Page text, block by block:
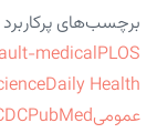
برچسب‌های پرکاربرد
medicalPLOS
Health
عمومیPubMed